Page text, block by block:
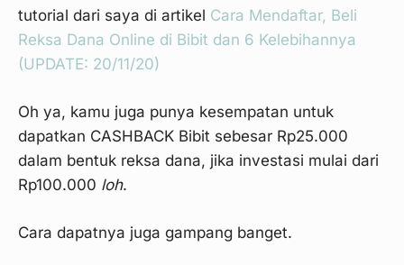
tutorial dari saya di artikel Cara Mendaftar, Beli
Reksa Dana Online di Bibit dan 6 Kelebihannya
(UPDATE: 20/11/20)
Oh ya, kamu juga punya kesempatan untuk
dapatkan CASHBACK Bibit sebesar Rp25.000
dalam bentuk reksa dana, jika investasi mulai dari
Rp100.000 loh.
Cara dapatnya juga gampang banget.